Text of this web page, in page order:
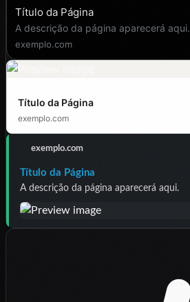
1200 × 630 recommended
Título da Página
A descrição da página aparecerá aqui.
exemplo.com
Título da Página
exemplo.com
exemplo.com
Título da Página
A descrição da página aparecerá aqui.